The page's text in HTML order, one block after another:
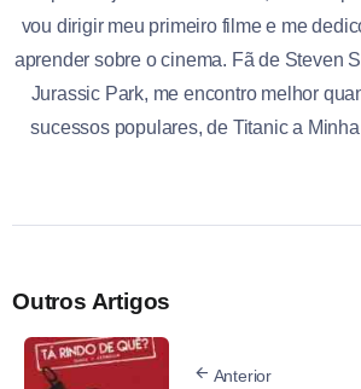
vou dirigir meu primeiro filme e me
aprender sobre o cinema. Fã de Steven
Jurassic Park, me encontro melhor
sucessos populares, de Titanic a
Outros Artigos
Anterior